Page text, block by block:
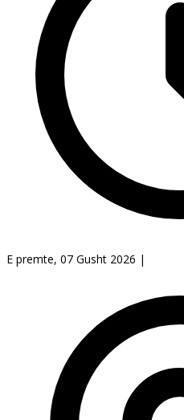
E premte, 07 Gusht 2026 |